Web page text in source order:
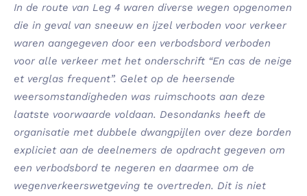
In de route van Leg 4 waren diverse wegen opgenomen
die in geval van sneeuw en ijzel verboden voor verkeer
waren aangegeven door een verbodsbord verboden
voor alle verkeer met het onderschrift “En cas de neige
et verglas frequent”. Gelet op de heersende
weersomstandigheden was ruimschoots aan deze
laatste voorwaarde voldaan. Desondanks heeft de
organisatie met dubbele dwangpijlen over deze borden
expliciet aan de deelnemers de opdracht gegeven om
een verbodsbord te negeren en daarmee om de
wegenverkeerswetgeving te overtreden. Dit is niet